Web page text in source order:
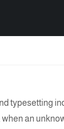
typesetting
an